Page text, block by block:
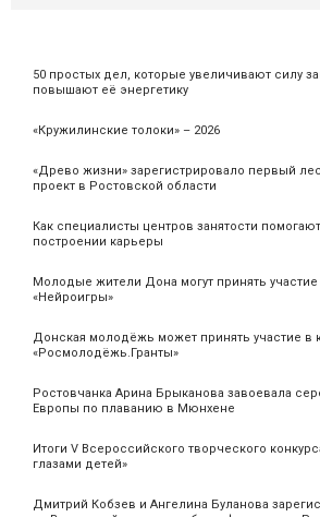
50 простых дел, которые увеличивают силу
повышают её энергетику
«Кружилинские толоки» – 2026
«Древо жизни» зарегистрировало первый
проект в Ростовской области
Как специалисты центров занятости
построении карьеры
Молодые жители Дона могут принять
«Нейроигры»
Донская молодёжь может принять участие в
«Росмолодёжь.Гранты»
Ростовчанка Арина Брыканова завоевала
Европы по плаванию в Мюнхене
Итоги V Всероссийского творческого
глазами детей»
Дмитрий Кобзев и Ангелина Буланова